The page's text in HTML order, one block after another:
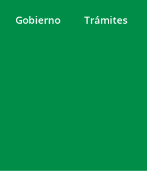
Gobierno Trámites